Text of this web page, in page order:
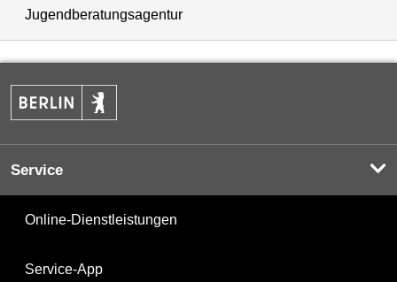
Jugendberatungsagentur
Service
Online-Dienstleistungen
Service-App